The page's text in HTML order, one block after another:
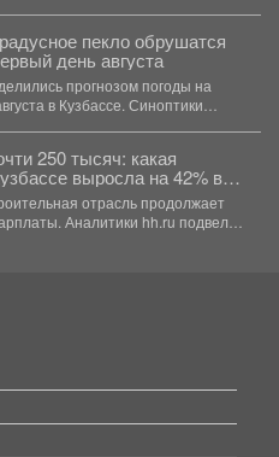
пекло обрушатся
день августа
прогнозом погоды на
в Кузбассе. Синоптики
250 тысяч: какая
выросла на 42% в
отрасль продолжает
hh.ru подвели